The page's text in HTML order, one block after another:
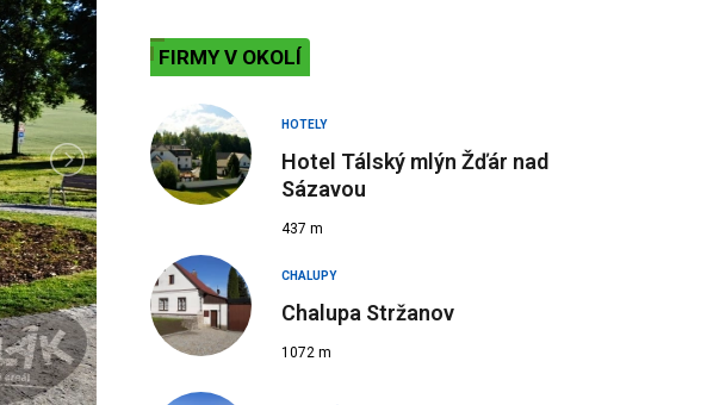
FIRMY V OKOLÍ
HOTELY
Hotel Tálský mlýn Žďár nad
Sázavou
437 m
CHALUPY
Chalupa Stržanov
1072 m